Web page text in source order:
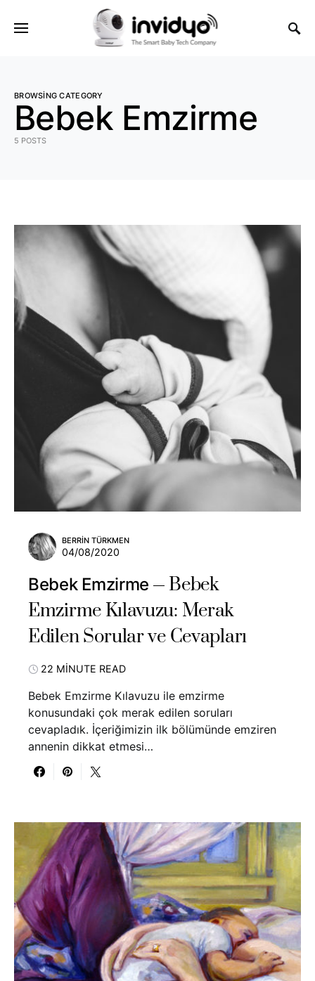
BROWSING CATEGORY
Bebek Emzirme
5 POSTS
BERRIN TÜRKMEN
04/08/2020
Bebek Emzirme
Bebek
Emzirme Kılavuzu: Merak
Edilen Sorular ve Cevapları
22 MINUTE READ
Bebek Emzirme Kılavuzu ile emzirme
konusundaki çok merak edilen soruları
cevapladık. İçeriğimizin ilk bölümünde emziren
annenin dikkat etmesi…